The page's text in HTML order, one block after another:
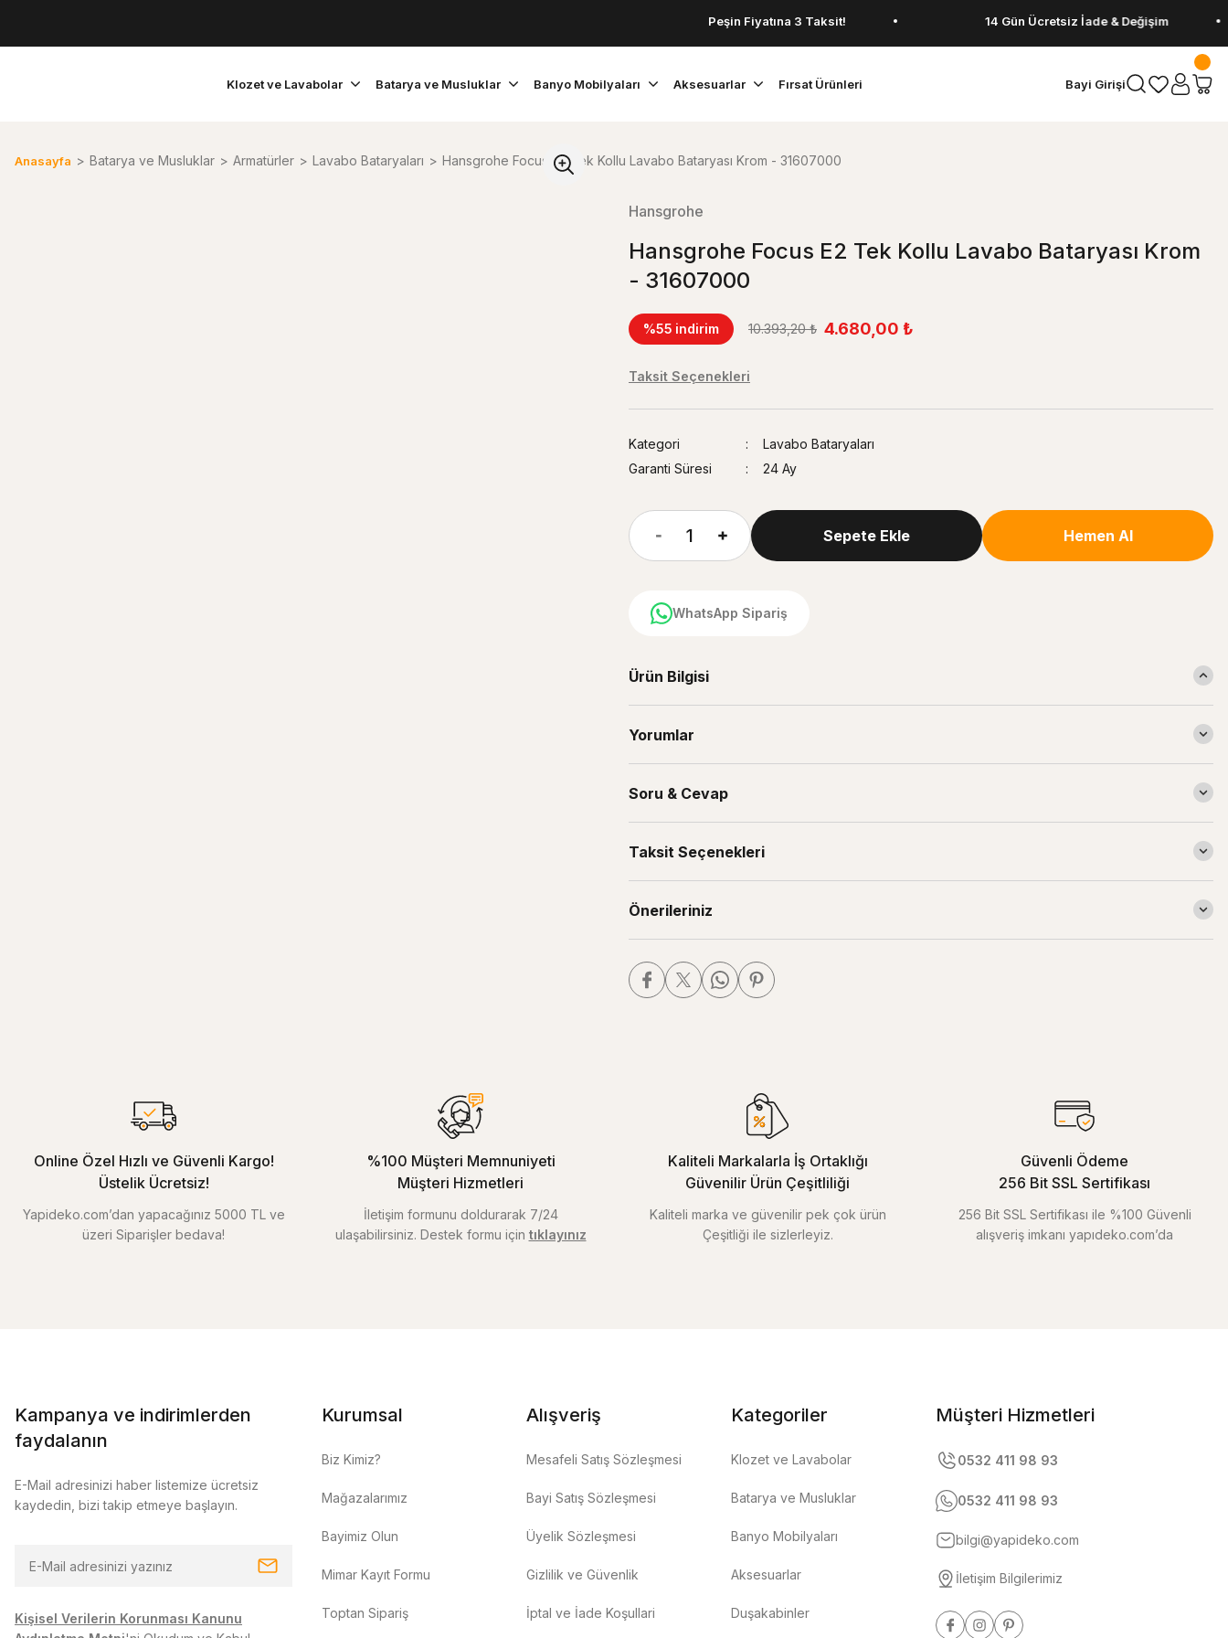
Peşin Fiyatına 3 Taksit! 14 Gün Ücretsiz İade & Değişim
Klozet ve Lavabolar Batarya ve Musluklar Banyo Mobilyaları Aksesuarlar Fırsat Ürünleri Bayi Girişi
Anasayfa Batarya ve Musluklar Armatürler Lavabo Bataryaları Hansgrohe Focus E2 Tek Kollu Lavabo Bataryası Krom - 31607000
Hansgrohe
Hansgrohe Focus E2 Tek Kollu Lavabo Bataryası Krom
- 31607000
%55 indirim 10.393,20 ₺ 4.680,00 ₺
Taksit Seçenekleri
Kategori
Lavabo Bataryaları
Garanti Süresi
24 Ay
Sepete Ekle Hemen Al
WhatsApp Sipariş
Ürün Bilgisi
Yorumlar
Soru & Cevap
Taksit Seçenekleri
Önerileriniz
Online Özel Hızlı ve Güvenli Kargo!
Üstelik Ücretsiz!
Yapideko.com’dan yapacağınız 5000 TL ve
üzeri Siparişler bedava!
%100 Müşteri Memnuniyeti
Müşteri Hizmetleri
İletişim formunu doldurarak 7/24
ulaşabilirsiniz. Destek formu için tıklayınız
Kaliteli Markalarla İş Ortaklığı
Güvenilir Ürün Çeşitliliği
Kaliteli marka ve güvenilir pek çok ürün
Çeşitliği ile sizlerleyiz.
Güvenli Ödeme
256 Bit SSL Sertifikası
256 Bit SSL Sertifikası ile %100 Güvenli
alışveriş imkanı yapıdeko.com’da
Kampanya ve indirimlerden
faydalanın
E-Mail adresinizi haber listemize ücretsiz
kaydedin, bizi takip etmeye başlayın.
Kişisel Verilerin Korunması Kanunu
Kurumsal
Biz Kimiz?
Mağazalarımız
Bayimiz Olun
Mimar Kayıt Formu
Toptan Sipariş
Alışveriş
Mesafeli Satış Sözleşmesi
Bayi Satış Sözleşmesi
Üyelik Sözleşmesi
Gizlilik ve Güvenlik
İptal ve İade Koşullari
Kategoriler
Klozet ve Lavabolar
Batarya ve Musluklar
Banyo Mobilyaları
Aksesuarlar
Duşakabinler
Müşteri Hizmetleri
0532 411 98 93
0532 411 98 93
bilgi@yapideko.com
İletişim Bilgilerimiz